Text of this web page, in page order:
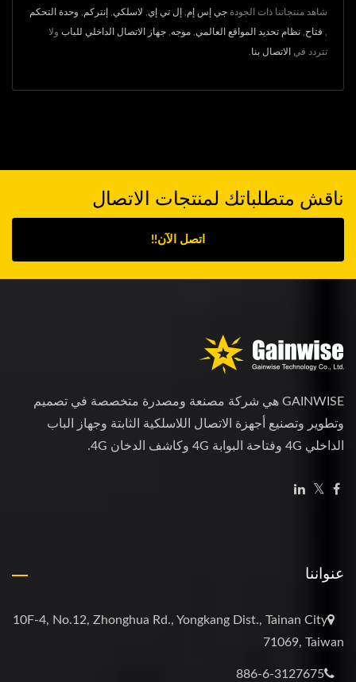
شاهد منتجاتنا ذات الجودة جي إس إم, إل تي إي, لاسلكي, إنتركم, وحدة التحكم
, فتاح, نظام تحديد المواقع العالمي, موجه, جهاز الاتصال الداخلي للباب ولا
تتردد في الاتصال بنا.
ناقش متطلباتك لمنتجات الاتصال
اتصل الآن!!
GAINWISE هي شركة مصنعة ومصدرة متخصصة في تصميم
وتطوير وتصنيع أجهزة الاتصال اللاسلكية الثابتة وجهاز الباب
الداخلي 4G وفتاحة البوابة 4G وكاشف الدخان 4G.
عنواننا
10F-4, No.12, Zhonghua Rd., Yongkang Dist., Tainan City
71069, Taiwan
886-6-3127675